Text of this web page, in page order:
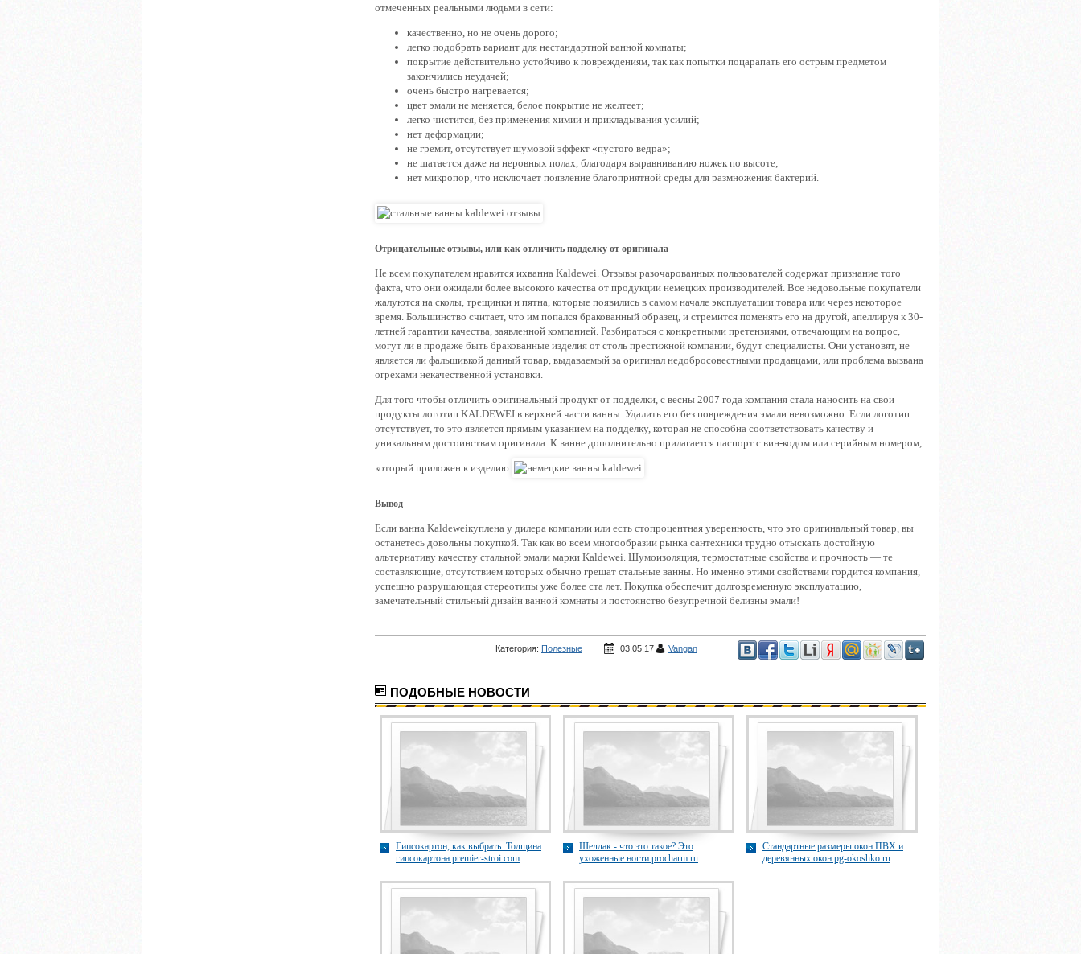
отмеченных реальными людьми в сети:
качественно, но не очень дорого;
легко подобрать вариант для нестандартной ванной комнаты;
покрытие действительно устойчиво к повреждениям, так как попытки поцарапать его острым предметом
закончились неудачей;
очень быстро нагревается;
цвет эмали не меняется, белое покрытие не желтеет;
легко чистится, без применения химии и прикладывания усилий;
нет деформации;
не гремит, отсутствует шумовой эффект «пустого ведра»;
не шатается даже на неровных полах, благодаря выравниванию ножек по высоте;
нет микропор, что исключает появление благоприятной среды для размножения бактерий.
Отрицательные отзывы, или как отличить подделку от оригинала
Не всем покупателем нравится ихванна Kaldewei. Отзывы разочарованных пользователей содержат признание того
факта, что они ожидали более высокого качества от продукции немецких производителей. Все недовольные покупатели
жалуются на сколы, трещинки и пятна, которые появились в самом начале эксплуатации товара или через некоторое
время. Большинство считает, что им попался бракованный образец, и стремится поменять его на другой, апеллируя к 30-
летней гарантии качества, заявленной компанией. Разбираться с конкретными претензиями, отвечающим на вопрос,
могут ли в продаже быть бракованные изделия от столь престижной компании, будут специалисты. Они установят, не
является ли фальшивкой данный товар, выдаваемый за оригинал недобросовестными продавцами, или проблема вызвана
огрехами некачественной установки.
Для того чтобы отличить оригинальный продукт от подделки, с весны 2007 года компания стала наносить на свои
продукты логотип KALDEWEI в верхней части ванны. Удалить его без повреждения эмали невозможно. Если логотип
отсутствует, то это является прямым указанием на подделку, которая не способна соответствовать качеству и
уникальным достоинствам оригинала. К ванне дополнительно прилагается паспорт с вин-кодом или серийным номером,
который приложен к изделию.
Вывод
Если ванна Kaldeweiкуплена у дилера компании или есть стопроцентная уверенность, что это оригинальный товар, вы
останетесь довольны покупкой. Так как во всем многообразии рынка сантехники трудно отыскать достойную
альтернативу качеству стальной эмали марки Kaldewei. Шумоизоляция, термостатные свойства и прочность — те
составляющие, отсутствием которых обычно грешат стальные ванны. Но именно этими свойствами гордится компания,
успешно разрушающая стереотипы уже более ста лет. Покупка обеспечит долговременную эксплуатацию,
замечательный стильный дизайн ванной комнаты и постоянство безупречной белизны эмали!
Категория: Полезные
03.05.17 Vangan
ПОДОБНЫЕ НОВОСТИ
Гипсокартон, как выбрать. Толщина
гипсокартона premier-stroi.com
Шеллак - что это такое? Это
ухоженные ногти procharm.ru
Стандартные размеры окон ПВХ и
деревянных окон pg-okoshko.ru